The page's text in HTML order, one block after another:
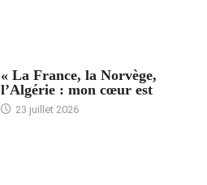
« La France, la Norvège,
l’Algérie : mon cœur est
23 juillet 2026